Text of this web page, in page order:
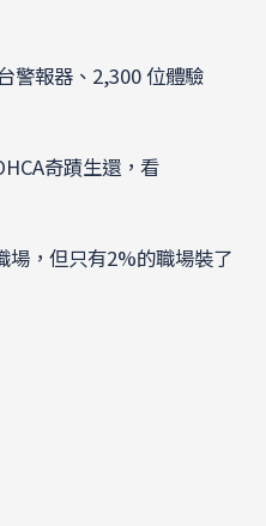
警報器、2,300 位體驗
奇蹟生還，看
場，但只有2%的職場裝了